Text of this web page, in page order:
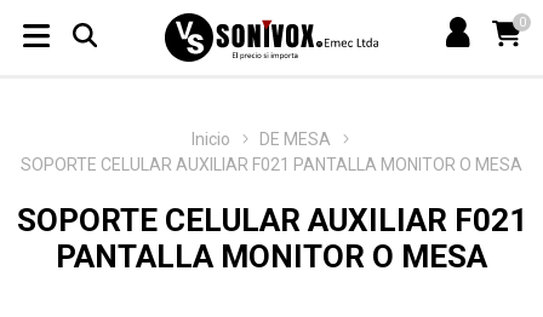
0
Inicio
DE MESA
SOPORTE CELULAR AUXILIAR F021 PANTALLA MONITOR O MESA
SOPORTE CELULAR AUXILIAR F021
PANTALLA MONITOR O MESA